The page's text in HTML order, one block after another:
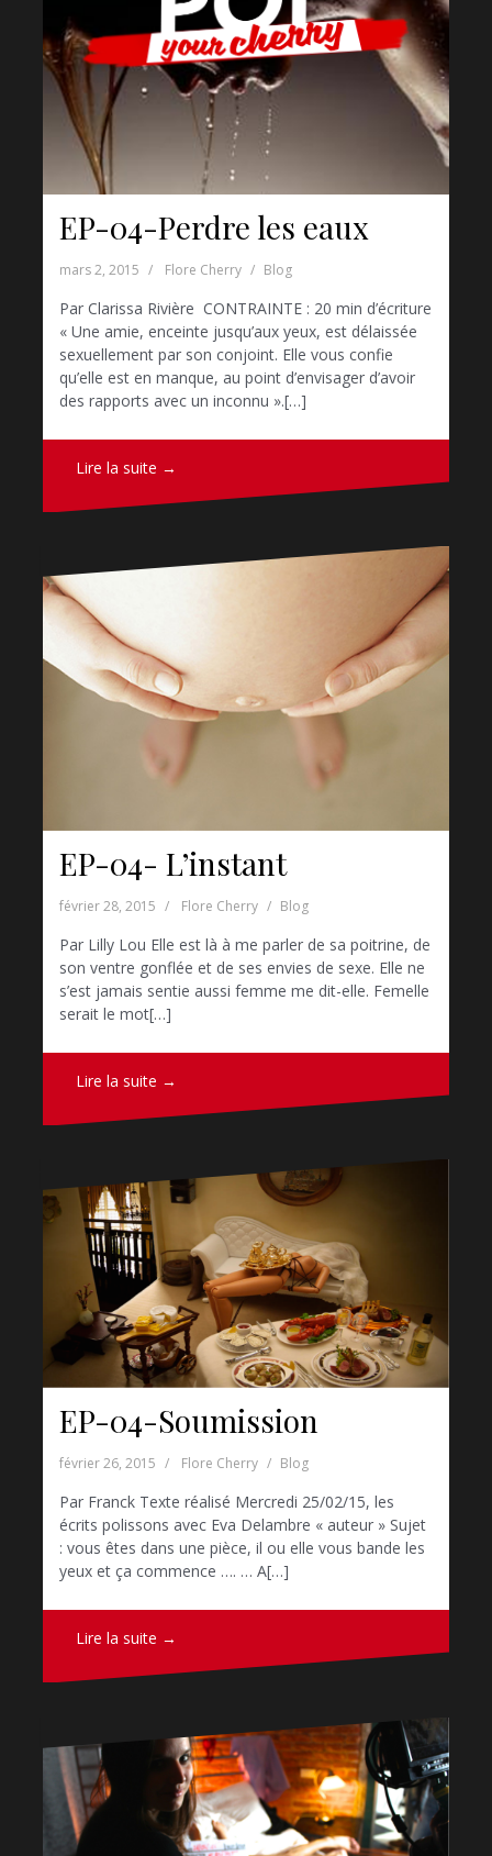
EP-04-Perdre les eaux
mars 2, 2015 Flore Cherry Blog
Par Clarissa Rivière CONTRAINTE : 20 min d’écriture
« Une amie, enceinte jusqu’aux yeux, est délaissée
sexuellement par son conjoint. Elle vous confie
qu’elle est en manque, au point d’envisager d’avoir
des rapports avec un inconnu ».[…]
Lire la suite →
EP-04- L’instant
février 28, 2015 Flore Cherry Blog
Par Lilly Lou Elle est là à me parler de sa poitrine, de
son ventre gonflée et de ses envies de sexe. Elle ne
s’est jamais sentie aussi femme me dit-elle. Femelle
serait le mot[…]
Lire la suite →
EP-04-Soumission
février 26, 2015 Flore Cherry Blog
Par Franck Texte réalisé Mercredi 25/02/15, les
écrits polissons avec Eva Delambre « auteur » Sujet
: vous êtes dans une pièce, il ou elle vous bande les
yeux et ça commence …. … A[…]
Lire la suite →